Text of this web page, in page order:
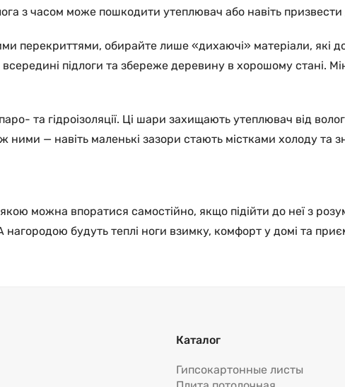
з часом може пошкодити утеплювач або навіть призвести
перекриттями, обирайте лише «дихаючі» матеріали, які
підлоги та збереже деревину в хорошому стані.
та гідроізоляції. Ці шари захищають утеплювач від
— навіть маленькі зазори стають містками холоду та
можна впоратися самостійно, якщо підійти до неї з
нагородою будуть теплі ноги взимку, комфорт у домі та
Каталог
Гипсокартонные листы